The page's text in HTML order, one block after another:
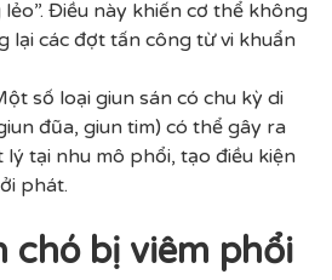
Điều này khiến cơ thể không
lại các đợt tấn công từ vi khuẩn
số loại giun sán có chu kỳ di
đũa, giun tim) có thể gây ra
tại nhu mô phổi, tạo điều kiện
phát.
chó bị viêm phổi